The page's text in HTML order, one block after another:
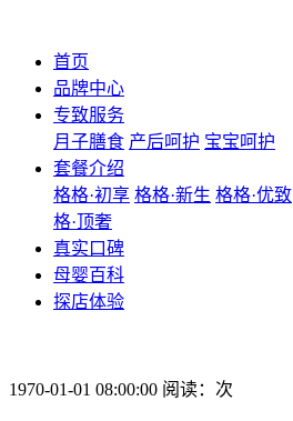
首页
品牌中心
专致服务
月子膳食 产后呵护 宝宝呵护
套餐介绍
格格·初享 格格·新生 格格·优致
格·顶奢
真实口碑
母婴百科
探店体验
1970-01-01 08:00:00 阅读：次